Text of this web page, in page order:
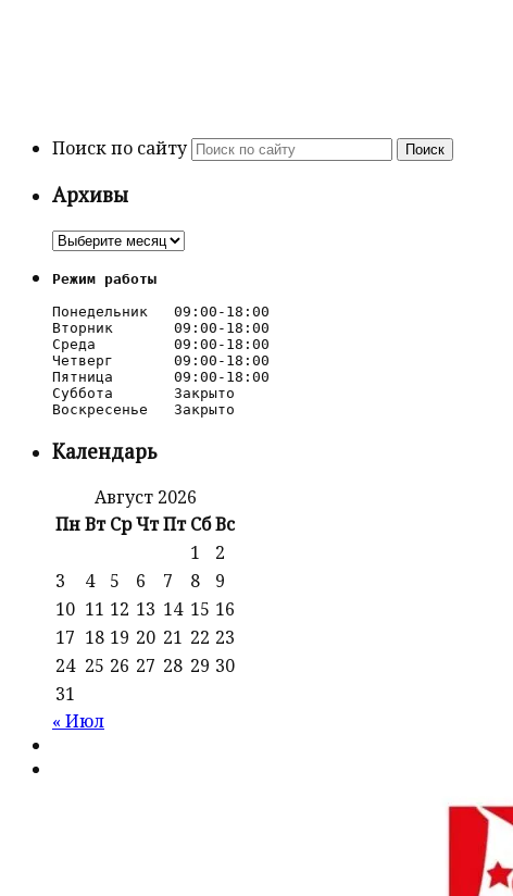
Поиск по сайту Поиск
Архивы
Архивы
Режим работы
Понедельник   09:00-18:00
Вторник       09:00-18:00
Среда         09:00-18:00
Четверг       09:00-18:00
Пятница       09:00-18:00
Суббота       Закрыто
Календарь
Август 2026
ПнВт СрЧтПт СбВс
1
2
3
4 5 6 7 8
9
10 11 12 13 14 15 16
17 18 19 20 21 22 23
24 25 26 27 28 29 30
31
« Июл